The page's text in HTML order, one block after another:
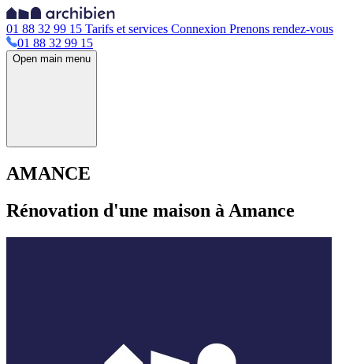
01 88 32 99 15 Tarifs et services Connexion Prenons rendez-vous
01 88 32 99 15
Open main menu
AMANCE
Rénovation d'une maison à Amance